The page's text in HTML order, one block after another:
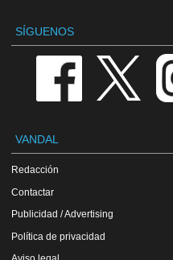
SÍGUENOS
VANDAL
Redacción
Contactar
Publicidad / Advertising
Política de privacidad